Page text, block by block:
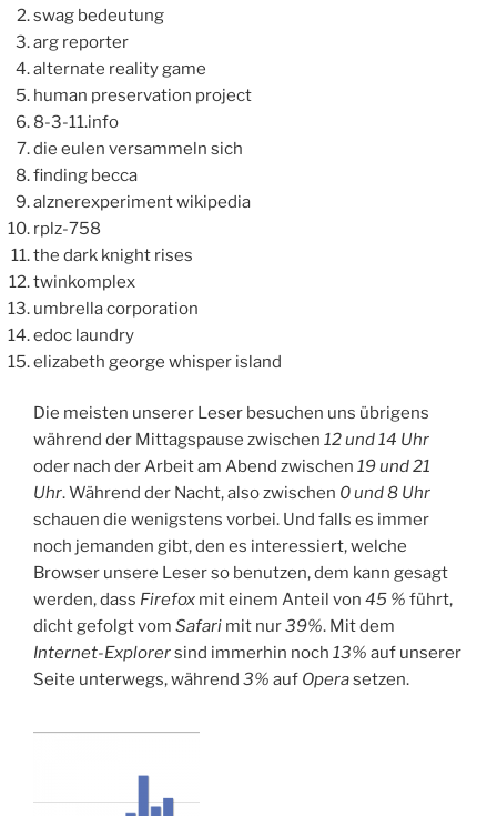
swag bedeutung
arg reporter
alternate reality game
human preservation project
8-3-11.info
die eulen versammeln sich
finding becca
alznerexperiment wikipedia
rplz-758
the dark knight rises
twinkomplex
umbrella corporation
edoc laundry
elizabeth george whisper island
Die meisten unserer Leser besuchen uns übrigens
während der Mittagspause zwischen 12 und 14 Uhr
oder nach der Arbeit am Abend zwischen 19 und 21
Uhr. Während der Nacht, also zwischen 0 und 8 Uhr
schauen die wenigstens vorbei. Und falls es immer
noch jemanden gibt, den es interessiert, welche
Browser unsere Leser so benutzen, dem kann gesagt
werden, dass Firefox mit einem Anteil von 45 % führt,
dicht gefolgt vom Safari mit nur39%. Mit dem
Internet-Explorersind immerhin noch 13% auf unserer
Seite unterwegs, während 3% auf Operasetzen.